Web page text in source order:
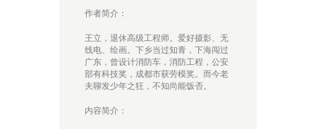
作者简介：
王立，退休高级工程师。爱好摄影、无
线电、绘画。下乡当过知青，下海闯过
广东，曾设计消防车，消防工程，公安
部有科技奖，成都市获劳模奖。而今老
夫聊发少年之狂，不知尚能饭否。
内容简介：